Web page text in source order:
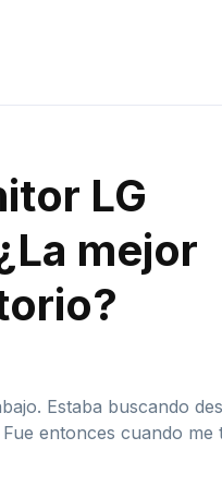
LG
mejor
Estaba buscando
entonces cuando